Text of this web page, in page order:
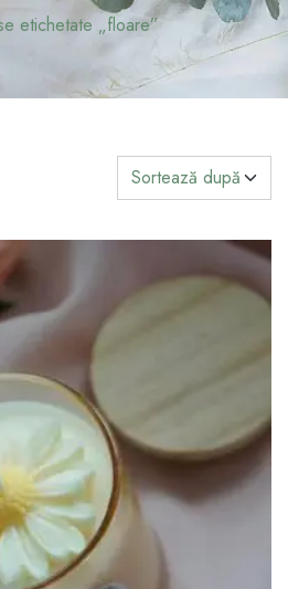
etichetate „floare”